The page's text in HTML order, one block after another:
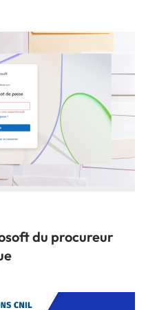
du procureur